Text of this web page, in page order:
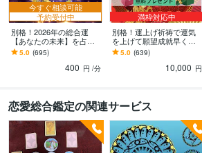
今すぐ相談可能
予約受付中
別格！2026年の総合運
【あなたの未来】を占い
ます 未来を早く知りたい
☆中国秘術！運上げ祈祷
5.0 (695)
400 円 /分
満枠対応中
別格！運上げ祈祷で運気
を上げて願望成就早くし
ます 金運・復縁・仕事・
人間関係縁結び祈祷！願
望・恋愛成就祈祷！
5.0 (639)
10,000 円
恋愛総合鑑定の関連サービス